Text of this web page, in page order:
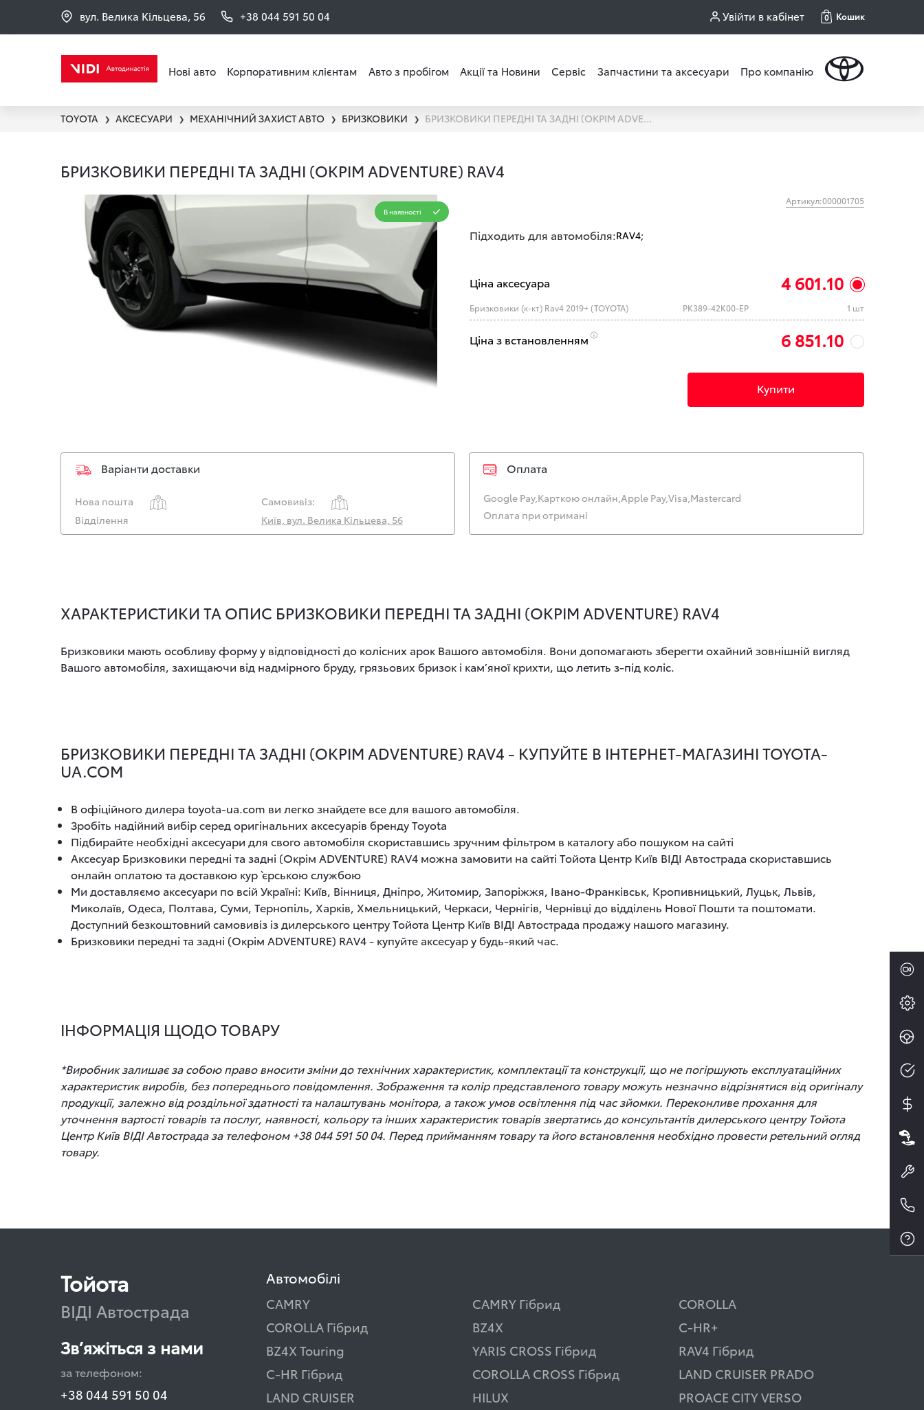
вул. Велика Кільцева, 56 +38 044 591 50 04 Увійти в кабінет 0 Кошик
Нові авто Корпоративним клієнтам Авто з пробігом Акції та Новини Сервіс Запчастини та аксесуари Про компанію
TOYOTA ❯ АКСЕСУАРИ ❯ МЕХАНІЧНИЙ ЗАХИСТ АВТО ❯ БРИЗКОВИКИ ❯ БРИЗКОВИКИ ПЕРЕДНІ ТА ЗАДНІ (ОКРІМ ADVENTURE) RAV4
БРИЗКОВИКИ ПЕРЕДНІ ТА ЗАДНІ (ОКРІМ ADVENTURE) RAV4
В наявності
Артикул:000001705
Підходить для автомобіля:RAV4;
Ціна аксесуара 4 601.10
Бризковики (к-кт) Rav4 2019+ (TOYOTA) PK389-42K00-EP 1 шт
Ціна з встановленням 6 851.10
Купити
Варіанти доставки
Нова пошта
Самовивіз:
Відділення
Київ, вул. Велика Кільцева, 56
Оплата
Google Pay,Карткою онлайн,Apple Pay,Visa,Mastercard
Оплата при отримані
ХАРАКТЕРИСТИКИ ТА ОПИС БРИЗКОВИКИ ПЕРЕДНІ ТА ЗАДНІ (ОКРІМ ADVENTURE) RAV4
Бризковики мають особливу форму у відповідності до колісних арок Вашого автомобіля. Вони допомагають зберегти охайний зовнішній вигляд
Вашого автомобіля, захищаючи від надмірного бруду, грязьових бризок і кам’яної крихти, що летить з-під коліс.
БРИЗКОВИКИ ПЕРЕДНІ ТА ЗАДНІ (ОКРІМ ADVENTURE) RAV4 - КУПУЙТЕ В ІНТЕРНЕТ-МАГАЗИНІ TOYOTA-
UA.COM
В офіційного дилера toyota-ua.com ви легко знайдете все для вашого автомобіля.
Зробіть надійний вибір серед оригінальних аксесуарів бренду Toyota
Підбирайте необхідні аксесуари для свого автомобіля скориставшись зручним фільтром в каталогу або пошуком на сайті
Аксесуар Бризковики передні та задні (Окрім ADVENTURE) RAV4 можна замовити на сайті Тойота Центр Київ ВІДІ Автострада скориставшись
онлайн оплатою та доставкою кур`єрською службою
Ми доставляємо аксесуари по всій Україні: Київ, Вінниця, Дніпро, Житомир, Запоріжжя, Івано-Франківськ, Кропивницький, Луцьк, Львів,
Миколаїв, Одеса, Полтава, Суми, Тернопіль, Харків, Хмельницький, Черкаси, Чернігів, Чернівці до відділень Нової Пошти та поштомати.
Доступний безкоштовний самовивіз із дилерського центру Тойота Центр Київ ВІДІ Автострада продажу нашого магазину.
Бризковики передні та задні (Окрім ADVENTURE) RAV4 - купуйте аксесуар у будь-який час.
ІНФОРМАЦІЯ ЩОДО ТОВАРУ
*Виробник залишає за собою право вносити зміни до технічних характеристик, комплектації та конструкції, що не погіршують експлуатаційних
характеристик виробів, без попереднього повідомлення. Зображення та колір представленого товару можуть незначно відрізнятися від оригіналу
продукції, залежно від роздільної здатності та налаштувань монітора, а також умов освітлення під час зйомки. Переконливе прохання для
уточнення вартості товарів та послуг, наявності, кольору та інших характеристик товарів звертатись до консультантів дилерського центру Тойота
Центр Київ ВІДІ Автострада за телефоном +38 044 591 50 04. Перед прийманням товару та його встановлення необхідно провести ретельний огляд
товару.
Тойота
ВІДІ Автострада
Зв’яжіться з нами
за телефоном:
+38 044 591 50 04
Автомобілі
CAMRY CAMRY Гібрид
COROLLA
COROLLA Гібрид
BZ4X
C-HR+
BZ4X Touring
YARIS CROSS Гібрид
RAV4 Гібрид
C-HR Гібрид
COROLLA CROSS Гібрид
LAND CRUISER PRADO
LAND CRUISER
HILUX
PROACE CITY VERSO